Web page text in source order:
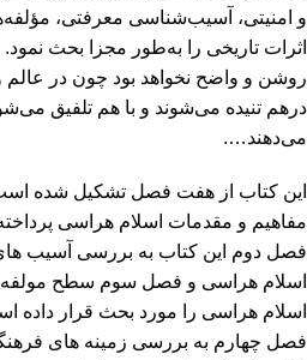
و امنیتی، آسیب‌شناسی معرفتی،
اثرات تاریخی را به‌طور مجزا بحث
روشن و واضح نخواهد بود چون در
درهم تنیده می‌شوند و با هم تلفیق
می‌دهند….
این کتاب از هفت فصل تشکیل شده
مفاهیم و مقدمات اسلام هراسی
فصل دوم این کتاب به بررسی آسیب
اسلام هراسی و فصل سوم سطح مولفه
اسلام هراسی را مورد بحث قرار داده
فصل چهارم به بررسی زمینه های